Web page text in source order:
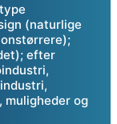
(naturlige
efter
og